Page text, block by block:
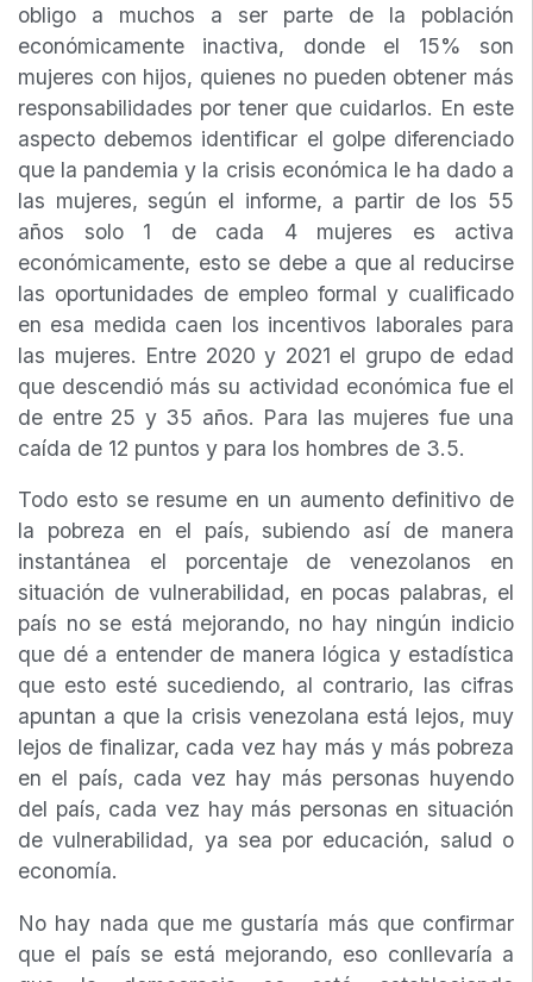
obligo a muchos a ser parte de la población
económicamente inactiva, donde el 15% son
mujeres con hijos, quienes no pueden obtener más
responsabilidades por tener que cuidarlos. En este
aspecto debemos identificar el golpe diferenciado
que la pandemia y la crisis económica le ha dado a
las mujeres, según el informe, a partir de los 55
años solo 1 de cada 4 mujeres es activa
económicamente, esto se debe a que al reducirse
las oportunidades de empleo formal y cualificado
en esa medida caen los incentivos laborales para
las mujeres. Entre 2020 y 2021 el grupo de edad
que descendió más su actividad económica fue el
de entre 25 y 35 años. Para las mujeres fue una
caída de 12 puntos y para los hombres de 3.5.
Todo esto se resume en un aumento definitivo de
la pobreza en el país, subiendo así de manera
instantánea el porcentaje de venezolanos en
situación de vulnerabilidad, en pocas palabras, el
país no se está mejorando, no hay ningún indicio
que dé a entender de manera lógica y estadística
que esto esté sucediendo, al contrario, las cifras
apuntan a que la crisis venezolana está lejos, muy
lejos de finalizar, cada vez hay más y más pobreza
en el país, cada vez hay más personas huyendo
del país, cada vez hay más personas en situación
de vulnerabilidad, ya sea por educación, salud o
economía.
No hay nada que me gustaría más que confirmar
que el país se está mejorando, eso conllevaría a